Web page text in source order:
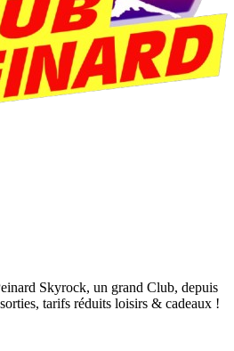
Skyrock, un grand Club, depuis
tarifs réduits loisirs & cadeaux !